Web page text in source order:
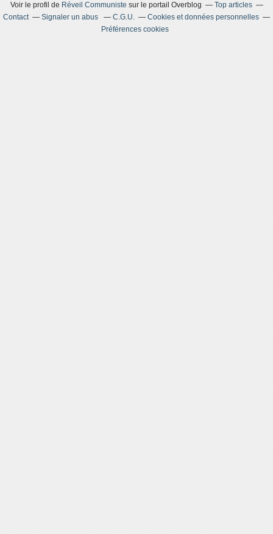
Voir le profil de Réveil Communistesur le portail Overblog
Top articles
Contact
Signaler un abus C.G.U.
Cookies et données personnelles
Préférences cookies